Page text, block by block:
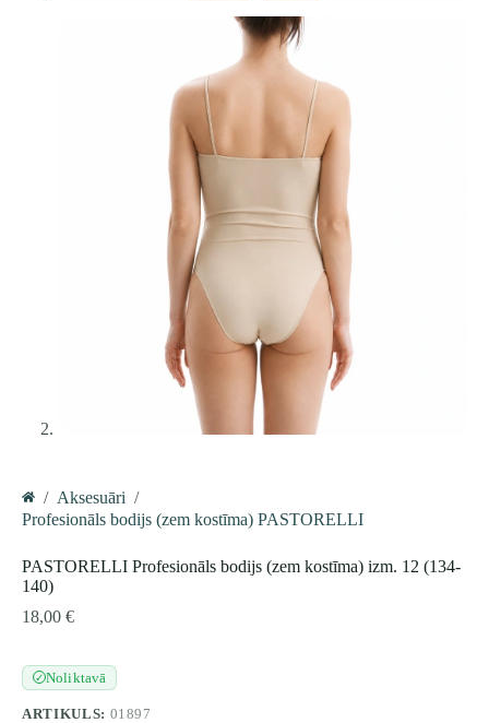
Home
/ Aksesuāri /
Profesionāls bodijs (zem kostīma) PASTORELLI
PASTORELLI Profesionāls bodijs (zem kostīma) izm. 12 (134-
140)
18,00 €
✓Noliktavā
ARTIKULS: 01897